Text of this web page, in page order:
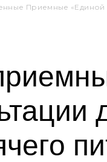
Приемные «Единой